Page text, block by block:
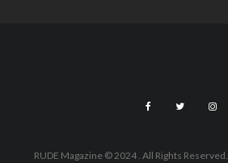
RUDE Magazine © 2024 . All Rights Reserved.